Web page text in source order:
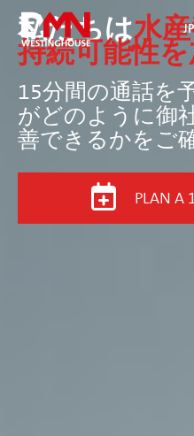
JP
私たちは水
持続可能性
15分間の通話を
がどのように御
善できるかをご
PLAN A